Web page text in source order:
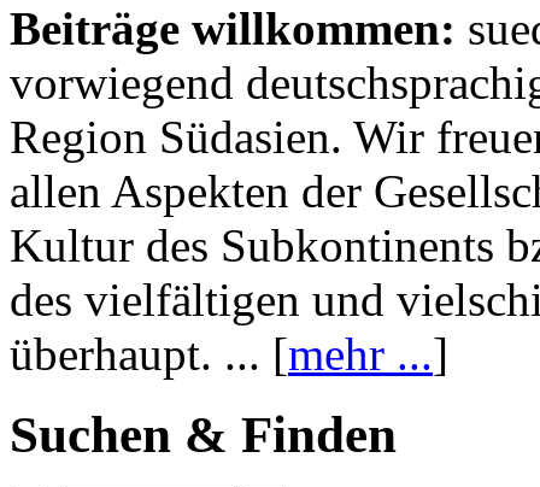
Beiträge willkommen:
vorwiegend
Region Südasien. Wir
allen Aspekten der
Kultur des Subkontinents
des vielfältigen und
überhaupt. ... [mehr ...]
Suchen & Finden